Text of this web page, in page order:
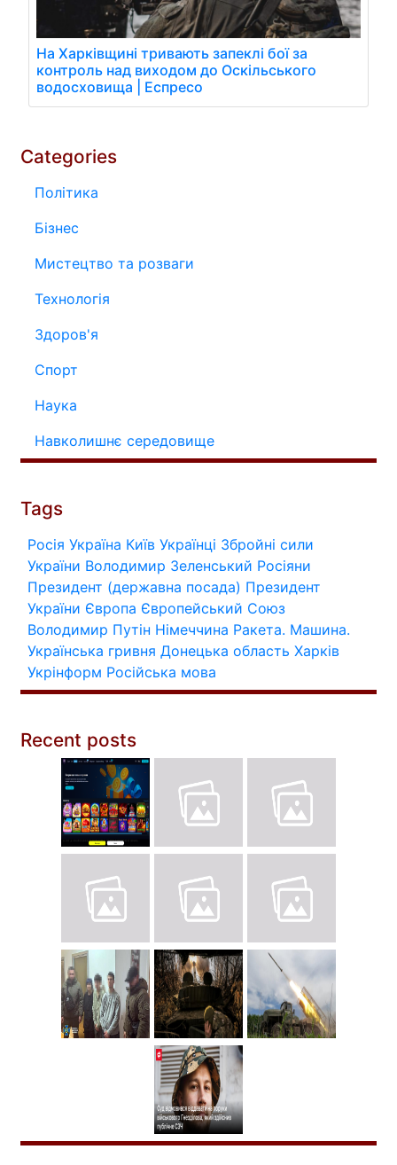
На Харківщині тривають запеклі бої за
контроль над виходом до Оскільського
водосховища | Еспресо
Categories
Політика
Бізнес
Мистецтво та розваги
Технологія
Здоров'я
Спорт
Наука
Навколишнє середовище
Tags
Росія Україна Київ Українці Збройні сили
України Володимир Зеленський Росіяни
Президент (державна посада) Президент
України Європа Європейський Союз
Володимир Путін Німеччина Ракета. Машина.
Українська гривня Донецька область Харків
Укрінформ Російська мова
Recent posts